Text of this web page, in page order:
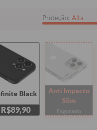
Proteção: Alta
Black
R$89,90
Anti Impacto
Slim